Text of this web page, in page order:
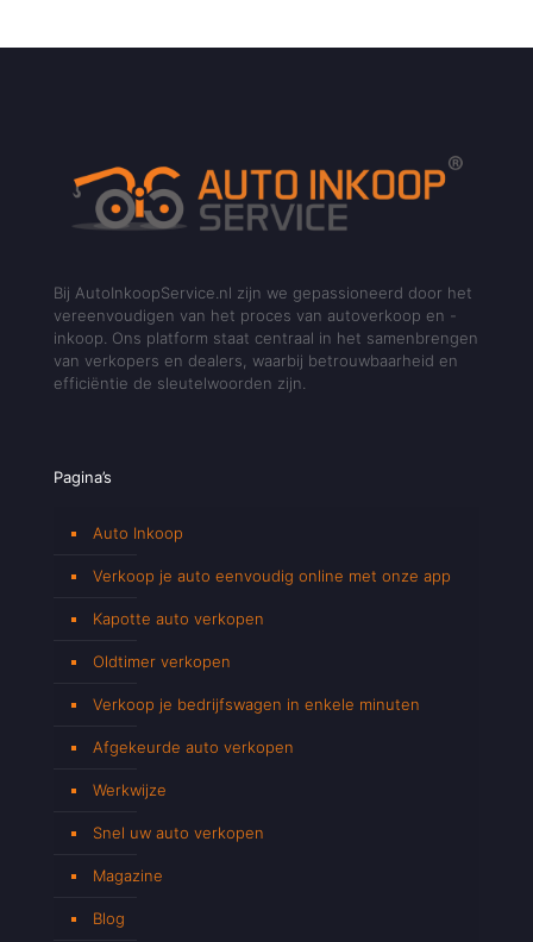
Bij AutoInkoopService.nl zijn we gepassioneerd door het
vereenvoudigen van het proces van autoverkoop en -
inkoop. Ons platform staat centraal in het samenbrengen
van verkopers en dealers, waarbij betrouwbaarheid en
efficiëntie de sleutelwoorden zijn.
Pagina’s
Auto Inkoop
Verkoop je auto eenvoudig online met onze app
Kapotte auto verkopen
Oldtimer verkopen
Verkoop je bedrijfswagen in enkele minuten
Afgekeurde auto verkopen
Werkwijze
Snel uw auto verkopen
Magazine
Blog